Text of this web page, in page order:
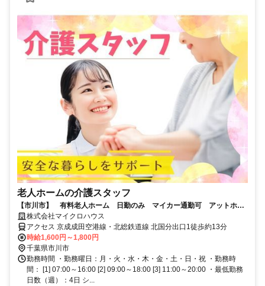
老人ホームの介護スタッフ
【市川市】 有料老人ホーム 日勤のみ マイカー通勤可 アットホー
ムな施設
株式会社マイクロハウス
アクセス 京成成田空港線・北総鉄道線 北国分出口1徒歩約13分
時給1,600円～1,800円
千葉県市川市
勤務時間 ・勤務曜日：月・火・水・木・金・土・日・祝 ・勤務時
間： [1] 07:00～16:00 [2] 09:00～18:00 [3] 11:00～20:00 ・最低勤務
日数（週）：4日 シ...